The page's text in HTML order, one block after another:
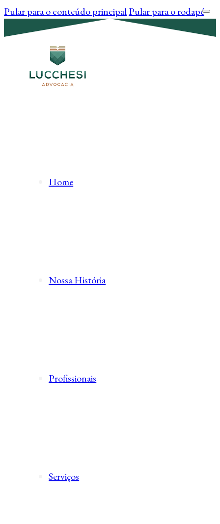
Pular para o conteúdo principalPular para o rodapé
Home
Nossa História
Profissionais
Serviços